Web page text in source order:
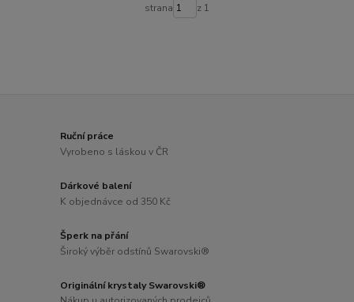
strana z 1
Ruční práce
Vyrobeno s láskou v ČR
Dárkové balení
K objednávce od 350 Kč
Šperk na přání
Široký výběr odstínů Swarovski®
Originální krystaly Swarovski®